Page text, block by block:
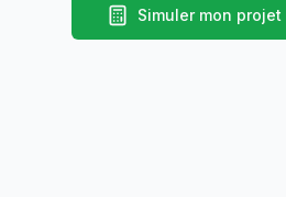
Simuler mon